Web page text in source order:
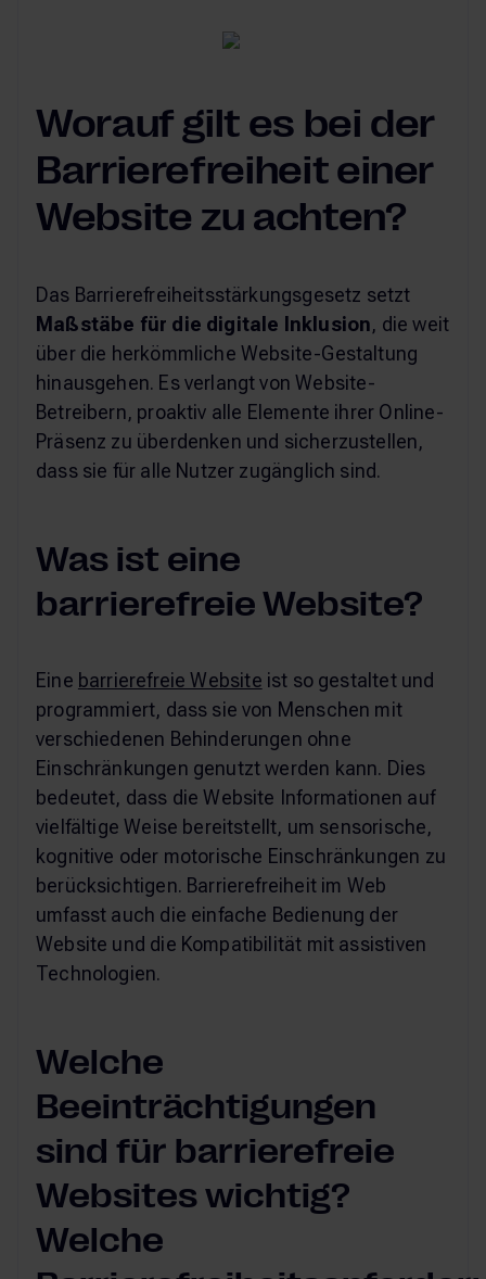
Worauf gilt es bei der
Barrierefreiheit einer
Website zu achten?
Das Barrierefreiheitsstärkungsgesetz setzt
Maßstäbe für die digitale Inklusion, die weit
über die herkömmliche Website-Gestaltung
hinausgehen. Es verlangt von Website-
Betreibern, proaktiv alle Elemente ihrer Online-
Präsenz zu überdenken und sicherzustellen,
dass sie für alle Nutzer zugänglich sind.
Was ist eine
barrierefreie Website?
Eine barrierefreie Website ist so gestaltet und
programmiert, dass sie von Menschen mit
verschiedenen Behinderungen ohne
Einschränkungen genutzt werden kann. Dies
bedeutet, dass die Website Informationen auf
vielfältige Weise bereitstellt, um sensorische,
kognitive oder motorische Einschränkungen zu
berücksichtigen. Barrierefreiheit im Web
umfasst auch die einfache Bedienung der
Website und die Kompatibilität mit assistiven
Technologien.
Welche
Beeinträchtigungen
sind für barrierefreie
Websites wichtig?
Welche